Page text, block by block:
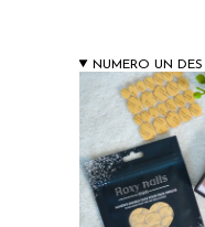
NUMERO UN DES